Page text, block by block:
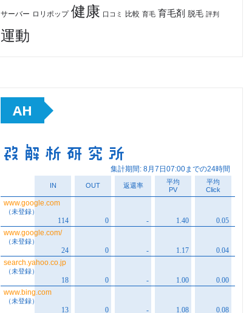
サーバー ロリポップ 健康 口コミ 比較 育毛 育毛剤 脱毛 評判
運動
AH